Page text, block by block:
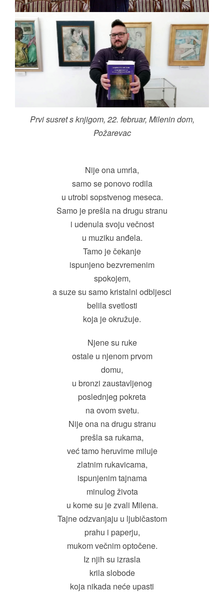
Prvi susret s knjigom, 22. februar, Milenin dom,
Požarevac
Nije ona umrla,
samo se ponovo rodila
u utrobi sopstvenog meseca.
Samo je prešla na drugu stranu
i udenula svoju večnost
u muziku anđela.
Tamo je čekanje
ispunjeno bezvremenim
spokojem,
a suze su samo kristalni odbljesci
belila svetlosti
koja je okružuje.
Njene su ruke
ostale u njenom prvom
domu,
u bronzi zaustavljenog
poslednjeg pokreta
na ovom svetu.
Nije ona na drugu stranu
prešla sa rukama,
već tamo heruvime miluje
zlatnim rukavicama,
ispunjenim tajnama
minulog života
u kome su je zvali Milena.
Tajne odzvanjaju u ljubičastom
prahu i paperju,
mukom večnim optočene.
Iz njih su izrasla
krila slobode
koja nikada neće upasti